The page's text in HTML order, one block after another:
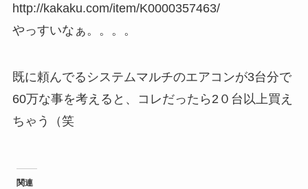
http://kakaku.com/item/K0000357463/
やっすいなぁ。。。。
既に頼んでるシステムマルチのエアコンが3台分で
60万な事を考えると、コレだったら2０台以上買え
ちゃう（笑
関連